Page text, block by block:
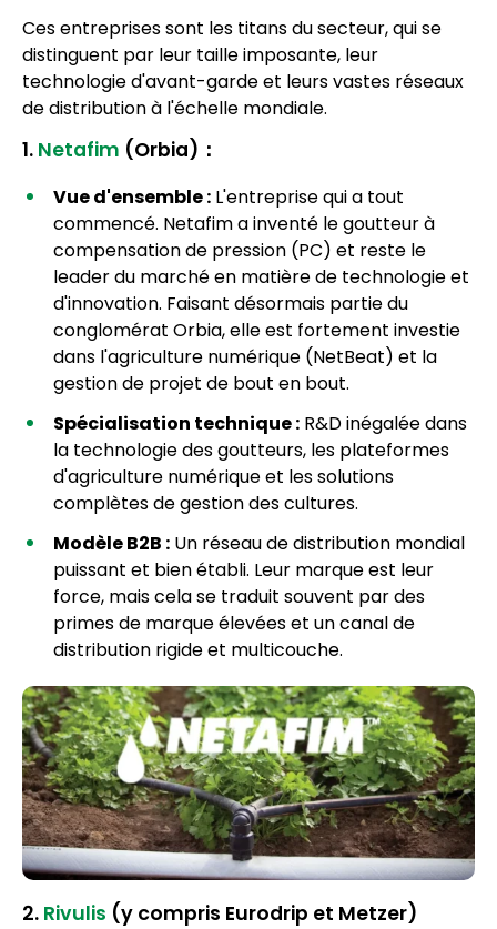
Ces entreprises sont les titans du secteur, qui se
distinguent par leur taille imposante, leur
technologie d'avant-garde et leurs vastes réseaux
de distribution à l'échelle mondiale.
1. Netafim (Orbia)：
Vue d'ensemble : L'entreprise qui a tout
commencé. Netafim a inventé le goutteur à
compensation de pression (PC) et reste le
leader du marché en matière de technologie et
d'innovation. Faisant désormais partie du
conglomérat Orbia, elle est fortement investie
dans l'agriculture numérique (NetBeat) et la
gestion de projet de bout en bout.
Spécialisation technique : R&D inégalée dans
la technologie des goutteurs, les plateformes
d'agriculture numérique et les solutions
complètes de gestion des cultures.
Modèle B2B : Un réseau de distribution mondial
puissant et bien établi. Leur marque est leur
force, mais cela se traduit souvent par des
primes de marque élevées et un canal de
distribution rigide et multicouche.
2. Rivulis (y compris Eurodrip et Metzer)